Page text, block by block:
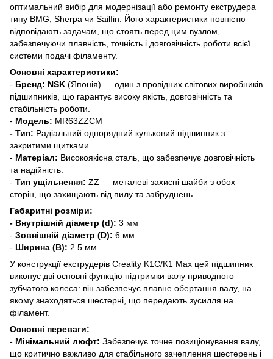
оптимальний вибір для модернізації або ремонту екструдера
типу BMG, Sherpa чи Sailfin. Його характеристики повністю
відповідають задачам, що стоять перед цим вузлом,
забезпечуючи плавність, точність і довговічність роботи всієї
системи подачі філаменту.
Основні характеристики:
- Бренд: NSK (Японія) — один з провідних світових виробників
підшипників, що гарантує високу якість, довговічність та
стабільність роботи.
- Модель: MR63ZZCM
- Тип: Радіальний однорядний кульковий підшипник з
закритими щитками.
- Матеріал: Високоякісна сталь, що забезпечує довговічність
та надійність.
- Тип ущільнення: ZZ — металеві захисні шайби з обох
сторін, що захищають від пилу та забруднень
Габаритні розміри:
- Внутрішній діаметр (d): 3 мм
- Зовнішній діаметр (D): 6 мм
- Ширина (B): 2.5 мм
У конструкції екструдерів Creality K1C/K1 Max цей підшипник
виконує дві основні функцію підтримки валу приводного
зубчатого колеса: він забезпечує плавне обертання валу, на
якому знаходяться шестерні, що передають зусилля на
філамент.
Основні переваги:
- Мінімальний люфт: Забезпечує точне позиціонування валу,
що критично важливо для стабільного зачеплення шестерень і